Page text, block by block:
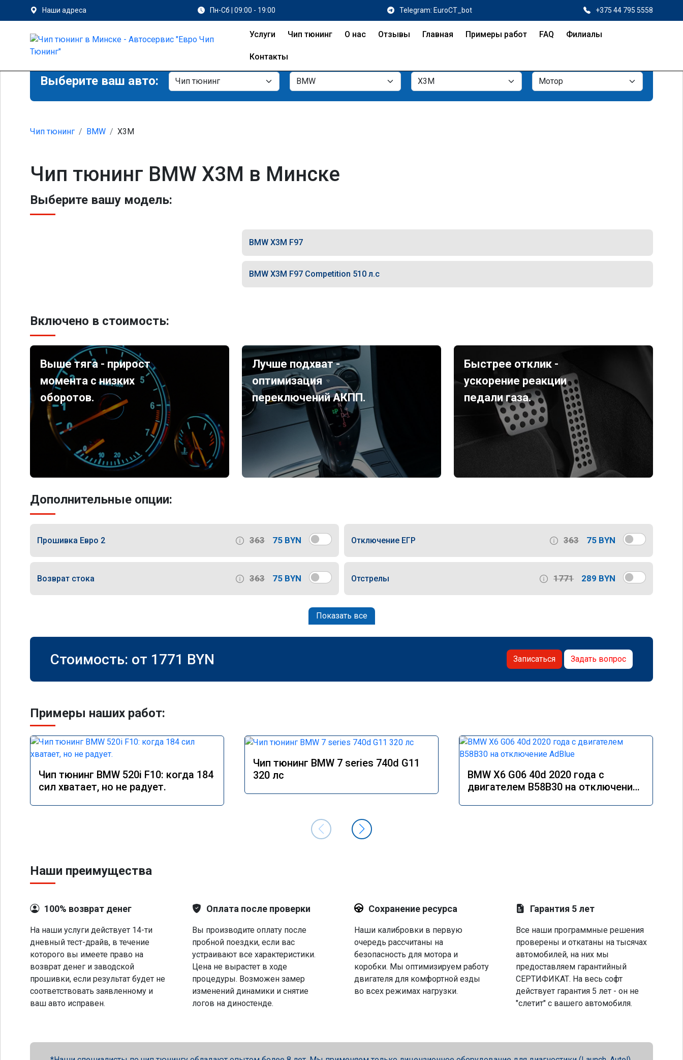
Наши адреса Пн-Сб | 09:00 - 19:00 Telegram: EuroCT_bot +375 44 795 5558
Услуги Чип тюнинг О нас Отзывы Главная Примеры работ FAQ Филиалы
Контакты
Выберите ваш авто:
Чип тюнинг BMW X3M
Чип тюнинг BMW X3M в Минске
Выберите вашу модель:
BMW X3M F97
BMW X3M F97 Competition 510 л.с
Включено в стоимость:
Выше тяга - прирост
момента с низких
оборотов.
Лучше подхват -
оптимизация
переключений АКПП.
Быстрее отклик -
ускорение реакции
педали газа.
Дополнительные опции:
Прошивка Евро 2 363 75 BYN Отключение ЕГР 363 75 BYN
Возврат стока 363 75 BYN Отстрелы 1771 289 BYN
Показать все
Стоимость: от 1771 BYN Записаться Задать вопрос
Примеры наших работ:
Чип тюнинг BMW 520i F10: когда 184
сил хватает, но не радует.
Чип тюнинг BMW 7 series 740d G11
320 лс
BMW X6 G06 40d 2020 года с
двигателем B58B30 на отключение
Наши преимущества
100% возврат денег
На наши услуги действует 14-ти
дневный тест-драйв, в течение
которого вы имеете право на
возврат денег и заводской
прошивки, если результат будет не
соответствовать заявленному и
ваш авто исправен.
Оплата после проверки
Вы производите оплату после
пробной поездки, если вас
устраивают все характеристики.
Цена не вырастет в ходе
процедуры. Возможен замер
изменений динамики и снятие
логов на диностенде.
Сохранение ресурса
Наши калибровки в первую
очередь рассчитаны на
безопасность для мотора и
коробки. Мы оптимизируем работу
двигателя для комфортной езды
во всех режимах нагрузки.
Гарантия 5 лет
Все наши программные решения
проверены и откатаны на тысячах
автомобилей, на них мы
предоставляем гарантийный
СЕРТИФИКАТ. На весь софт
действует гарантия 5 лет - он не
"слетит" с вашего автомобиля.